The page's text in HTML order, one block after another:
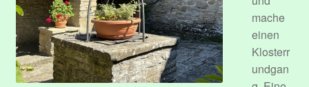
Veranstaltungen
mache
einen
Klosterr
undgan